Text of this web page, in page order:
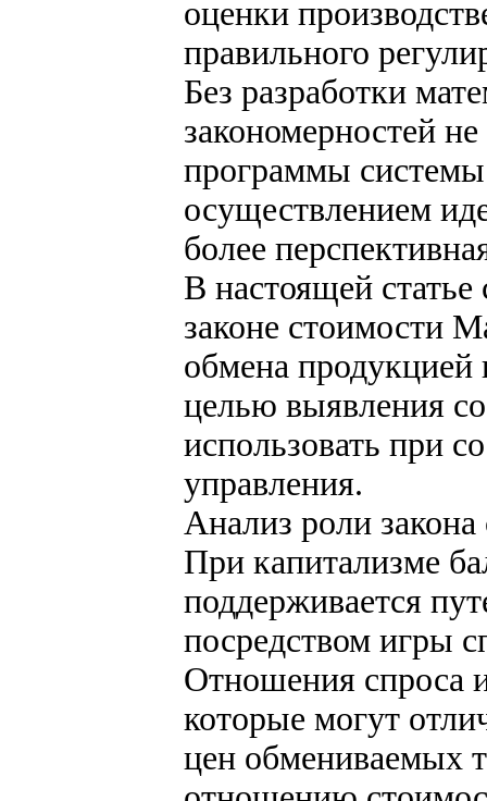
оценки
правильного
Без разработки
закономерностей
программы
осуществлением
более
В настоящей
законе стоимости
обмена продукцией
целью выявления
использовать при
управления.
Анализ роли
При капитализме
поддерживается
посредством игры
Отношения спроса
которые могут
цен обмениваемых